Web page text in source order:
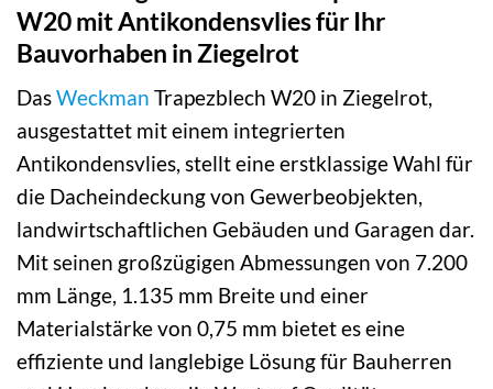
W20 mit Antikondensvlies für Ihr
Bauvorhaben in Ziegelrot
DasWeckman Trapezblech W20 in Ziegelrot,
ausgestattet mit einem integrierten
Antikondensvlies, stellt eine erstklassige Wahl für
die Dacheindeckung von Gewerbeobjekten,
landwirtschaftlichen Gebäuden und Garagen dar.
Mit seinen großzügigen Abmessungen von 7.200
mm Länge, 1.135 mm Breite und einer
Materialstärke von 0,75 mm bietet es eine
effiziente und langlebige Lösung für Bauherren